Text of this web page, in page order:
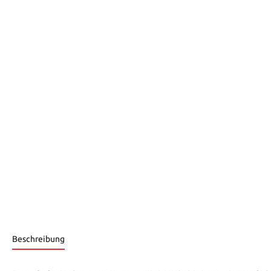
Beschreibung